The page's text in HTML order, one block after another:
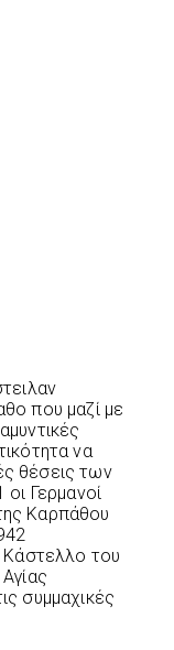
που μαζί με
να
θέσεις των
Γερμανοί
Καρπάθου
Κάστελλο του
συμμαχικές